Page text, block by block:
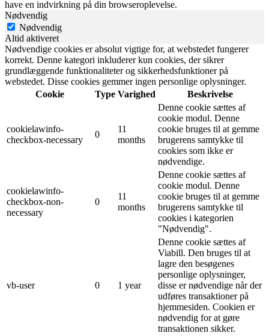
have en indvirkning på din browseroplevelse.
Nødvendig
Nødvendig
Altid aktiveret
Nødvendige cookies er absolut vigtige for, at webstedet fungerer
korrekt. Denne kategori inkluderer kun cookies, der sikrer
grundlæggende funktionaliteter og sikkerhedsfunktioner på
webstedet. Disse cookies gemmer ingen personlige oplysninger.
Cookie
Type Varighed Beskrivelse
cookielawinfo-
checkbox-necessary
0
11
months
Denne cookie sættes af
cookie modul. Denne
cookie bruges til at gemme
brugerens samtykke til
cookies som ikke er
nødvendige.
cookielawinfo-
checkbox-non-
necessary
0
11
months
Denne cookie sættes af
cookie modul. Denne
cookie bruges til at gemme
brugerens samtykke til
cookies i kategorien
"Nødvendig".
vb-user 0 1 year
Denne cookie sættes af
Viabill. Den bruges til at
lagre den besøgenes
personlige oplysninger,
disse er nødvendige når der
udføres transaktioner på
hjemmesiden. Cookien er
nødvendig for at gøre
transaktionen sikker.